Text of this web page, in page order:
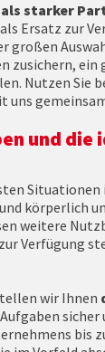
als starker
Ersatz zur
großen
zusichern, ein
Nutzen Sie
uns
und die
Situationen
körperlich
weitere
Verfügung
wir Ihnen
bis